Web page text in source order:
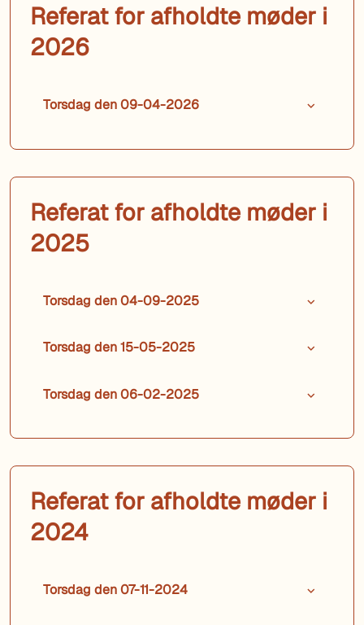
Referat for afholdte møder i
2026
Torsdag den 09-04-2026
Referat for afholdte møder i
2025
Torsdag den 04-09-2025
Torsdag den 15-05-2025
Torsdag den 06-02-2025
Referat for afholdte møder i
2024
Torsdag den 07-11-2024